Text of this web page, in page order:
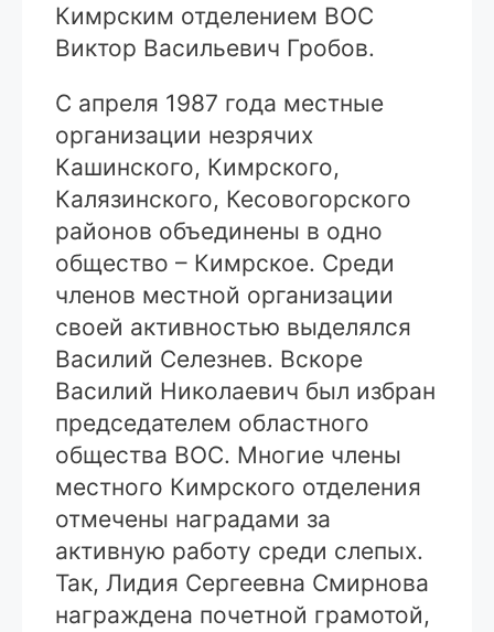
Кимрским отделением ВОС
Виктор Васильевич Гробов.
С апреля 1987 года местные
организации незрячих
Кашинского, Кимрского,
Калязинского, Кесовогорского
районов объединены в одно
общество – Кимрское. Среди
членов местной организации
своей активностью выделялся
Василий Селезнев. Вскоре
Василий Николаевич был избран
председателем областного
общества ВОС. Многие члены
местного Кимрского отделения
отмечены наградами за
активную работу среди слепых.
Так, Лидия Сергеевна Смирнова
награждена почетной грамотой,